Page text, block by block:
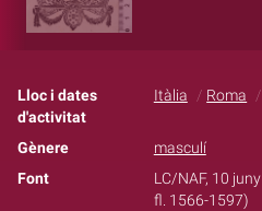
Lloc i dates
d'activitat
Itàlia Roma
Gènere
masculí
Font
LC/NAF, 10
fl. 1566-1597)